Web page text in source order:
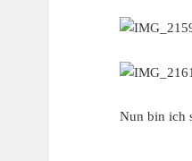
Nun bin ich